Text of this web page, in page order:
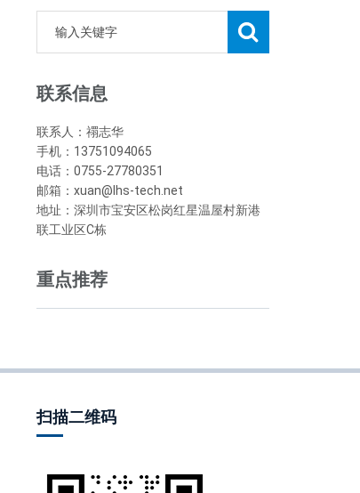
联系信息
联系人：禤志华
手机：13751094065
电话：0755-27780351
邮箱：xuan@lhs-tech.net
地址：深圳市宝安区松岗红星温屋村新港
联工业区C栋
重点推荐
扫描二维码